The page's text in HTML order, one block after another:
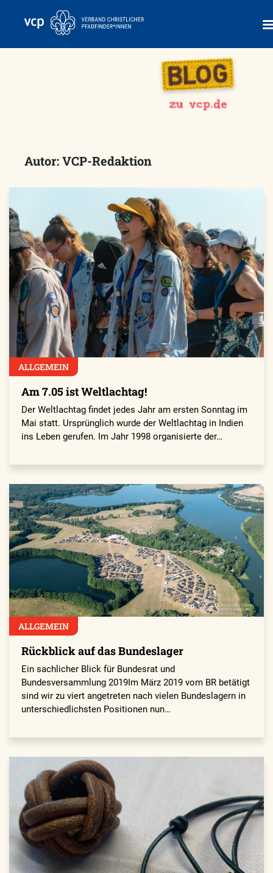
Autor:VCP-Redaktion
ALLGEMEIN
Am 7.05 ist Weltlachtag!
Der Weltlachtag findet jedes Jahr am ersten Sonntag im
Mai statt. Ursprünglich wurde der Weltlachtag in Indien
ins Leben gerufen. Im Jahr 1998 organisierte der…
ALLGEMEIN
Rückblick auf das Bundeslager
Ein sachlicher Blick für Bundesrat und
Bundesversammlung 2019Im März 2019 vom BR betätigt
sind wir zu viert angetreten nach vielen Bundeslagern in
unterschiedlichsten Positionen nun…